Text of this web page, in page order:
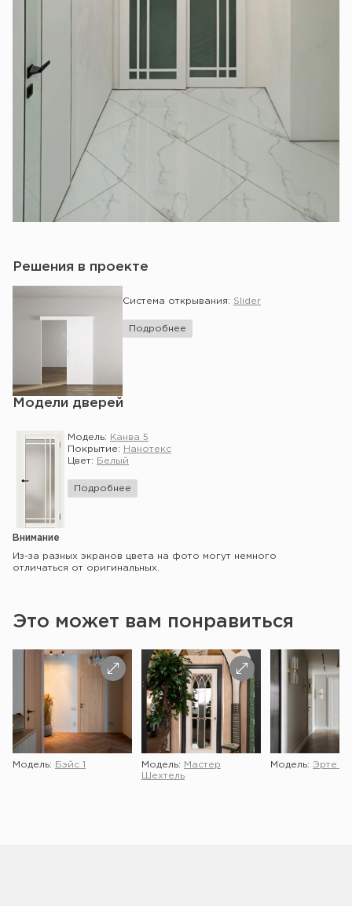
Решения в проекте
Система открывания: Slider
Подробнее
Модели дверей
Модель:
Канва 5
Покрытие:
Нанотекс
Цвет:
Белый
Подробнее
Внимание
Из-за разных экранов цвета на фото могут немного
отличаться от оригинальных.
Это может вам понравиться
Модель: Бэйс 1 Модель:
Мастер
Шехтель
Модель: Эрте 2